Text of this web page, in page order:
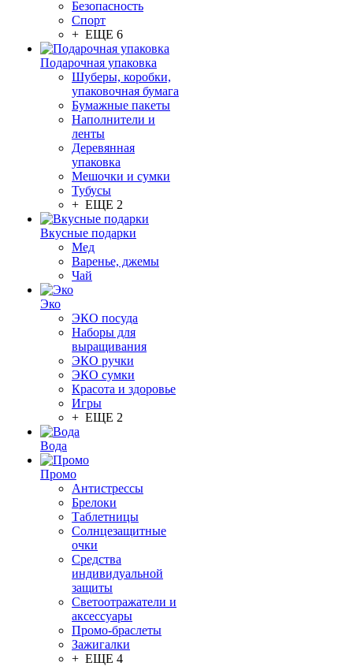
Безопасность
Спорт
+ ЕЩЕ 6
Подарочная упаковка
Шуберы, коробки,
упаковочная бумага
Бумажные пакеты
Наполнители и
ленты
Деревянная
упаковка
Мешочки и сумки
Тубусы
+ ЕЩЕ 2
Вкусные подарки
Мед
Варенье, джемы
Чай
Эко
ЭКО посуда
Наборы для
выращивания
ЭКО ручки
ЭКО сумки
Красота и здоровье
Игры
+ ЕЩЕ 2
Вода
Промо
Антистрессы
Брелоки
Таблетницы
Солнцезащитные
очки
Средства
индивидуальной
защиты
Светоотражатели и
аксессуары
Промо-браслеты
Зажигалки
+ ЕЩЕ 4